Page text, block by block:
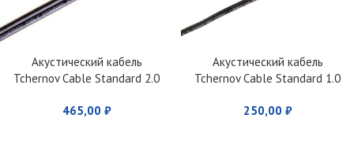
Акустический кабель
Tchernov Cable Standard 2.0
465,00 ₽
Акустический кабель
Tchernov Cable Standard 1.0
250,00 ₽